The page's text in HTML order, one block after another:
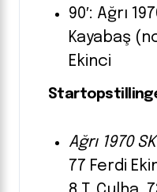
90′: Ağrı
Kayabaş
Ekinci
Ağrı 1970
77 Ferdi